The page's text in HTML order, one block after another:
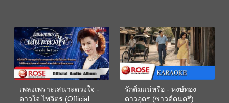
เพลงเพราะเสนาะดวงใจ -
ดาวใจ ไพจิตร (Official
รักติ๋มแน่หรือ - หงษ์ทอง
ดาวอุดร (ซาวด์ดนตรี)